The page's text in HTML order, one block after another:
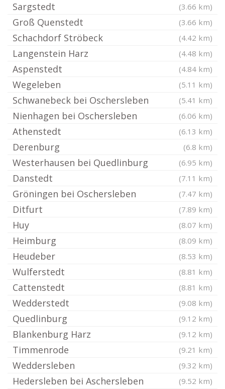
Sargstedt (3.66 km)
Groß Quenstedt (3.66 km)
Schachdorf Ströbeck (4.42 km)
Langenstein Harz (4.48 km)
Aspenstedt (4.84 km)
Wegeleben (5.11 km)
Schwanebeck bei Oschersleben (5.41 km)
Nienhagen bei Oschersleben (6.06 km)
Athenstedt (6.13 km)
Derenburg (6.8 km)
Westerhausen bei Quedlinburg (6.95 km)
Danstedt (7.11 km)
Gröningen bei Oschersleben (7.47 km)
Ditfurt (7.89 km)
Huy (8.07 km)
Heimburg (8.09 km)
Heudeber (8.53 km)
Wulferstedt (8.81 km)
Cattenstedt (8.81 km)
Wedderstedt (9.08 km)
Quedlinburg (9.12 km)
Blankenburg Harz (9.12 km)
Timmenrode (9.21 km)
Weddersleben (9.32 km)
Hedersleben bei Aschersleben (9.52 km)